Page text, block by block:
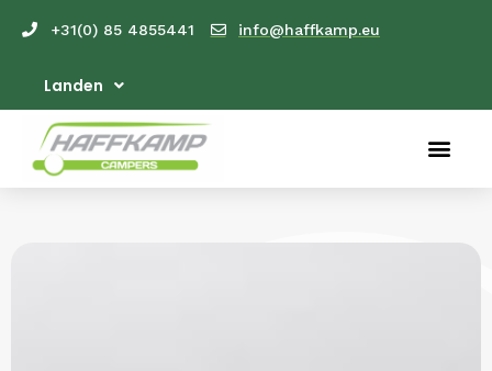
+31(0) 85 4855441 info@haffkamp.eu
Landen